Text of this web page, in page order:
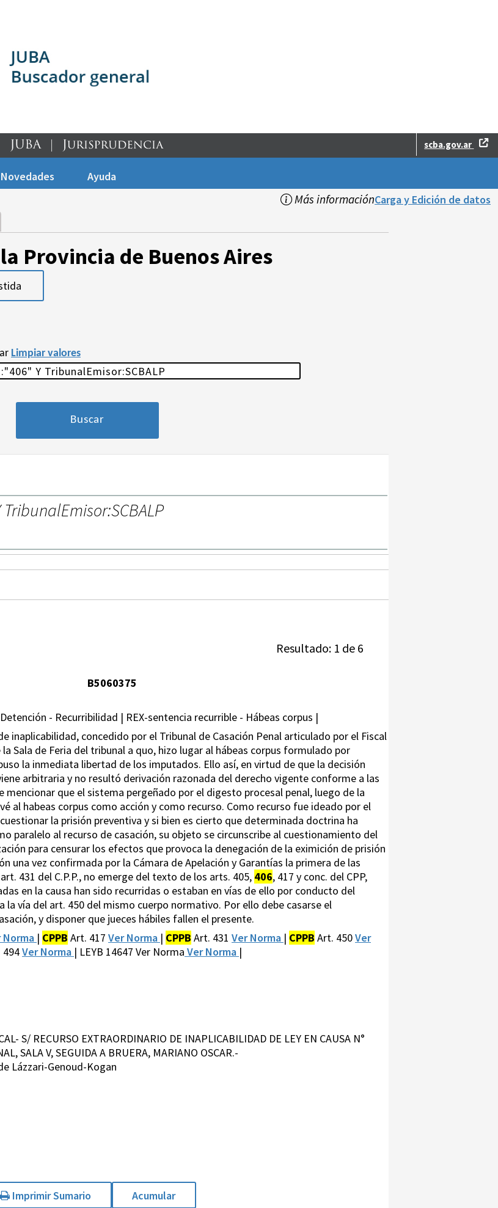
scba.gov.ar
Novedades Ayuda
Más informaciónCarga y Edición de datos
Provincia de Buenos Aires
Limpiar valores
TribunalEmisor:SCBALP
Resultado: 1 de 6
B5060375
- Recurribilidad | REX-sentencia recurrible - Hábeas corpus |
inaplicabilidad, concedido por el Tribunal de Casación Penal articulado por el Fiscal
Sala de Feria del tribunal a quo, hizo lugar al hábeas corpus formulado por
la inmediata libertad de los imputados. Ello así, en virtud de que la decisión
arbitraria y no resultó derivación razonada del derecho vigente conforme a las
mencionar que el sistema pergeñado por el digesto procesal penal, luego de la
al habeas corpus como acción y como recurso. Como recurso fue ideado por el
la prisión preventiva y si bien es cierto que determinada doctrina ha
paralelo al recurso de casación, su objeto se circunscribe al cuestionamiento del
para censurar los efectos que provoca la denegación de la eximición de prisión
una vez confirmada por la Cámara de Apelación y Garantías la primera de las
431 del C.P.P., no emerge del texto de los arts. 405, 406, 417 y conc. del CPP,
en la causa han sido recurridas o estaban en vías de ello por conducto del
la vía del art. 450 del mismo cuerpo normativo. Por ello debe casarse el
y disponer que jueces hábiles fallen el presente.
Norma | CPPB Art. 417 Ver Norma | CPPB Art. 431 Ver Norma | CPPB Art. 450Ver
494Ver Norma | LEYB 14647 Ver Norma Ver Norma |
S/ RECURSO EXTRAORDINARIO DE INAPLICABILIDAD DE LEY EN CAUSA N°
SALA V, SEGUIDA A BRUERA, MARIANO OSCAR.-
Lázzari-Genoud-Kogan
Imprimir Sumario Acumular